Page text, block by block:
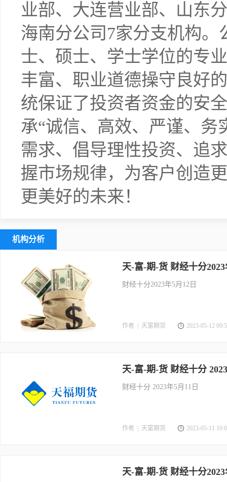
业部、大连营业部、山东
海南分公司7家分支机构。
士、硕士、学士学位的专
丰富、职业道德操守良好
统保证了投资者资金的安
承“诚信、高效、严谨、务
需求、倡导理性投资、追
握市场规律，为客户创造
更美好的未来！
机构分析
天-富-期-货 财经十分
财经十分2023年5月12日
作者 | 天富期货 2023-05-12
天-富-期-货 财经十分
财经十分 2023年5月11日
作者 | 天富期货 2023-05-11
天-富-期-货 财经十分